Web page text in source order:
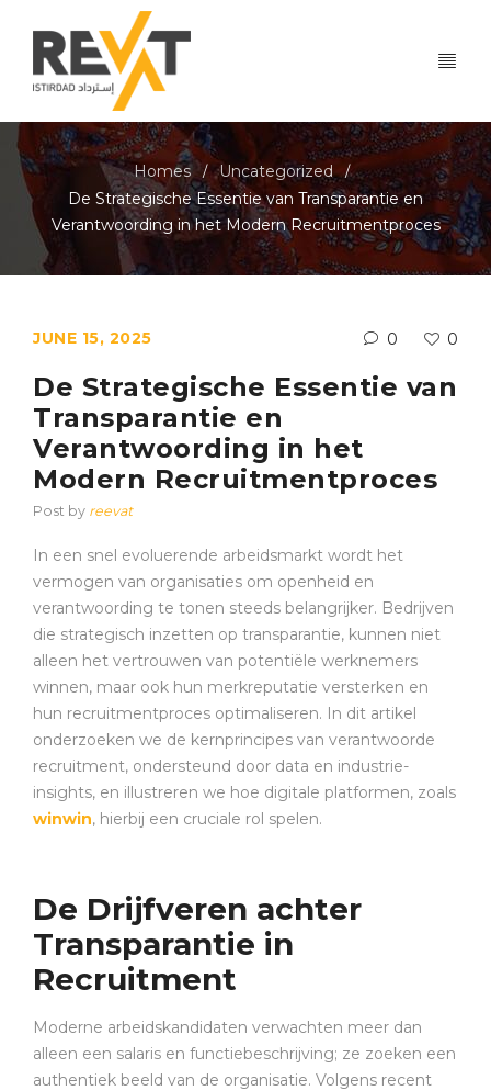
Homes / Uncategorized /
De Strategische Essentie van Transparantie en
Verantwoording in het Modern Recruitmentproces
JUNE 15, 2025 0 0
De Strategische Essentie van
Transparantie en
Verantwoording in het
Modern Recruitmentproces
Post by reevat
In een snel evoluerende arbeidsmarkt wordt het
vermogen van organisaties om openheid en
verantwoording te tonen steeds belangrijker. Bedrijven
die strategisch inzetten op transparantie, kunnen niet
alleen het vertrouwen van potentiële werknemers
winnen, maar ook hun merkreputatie versterken en
hun recruitmentproces optimaliseren. In dit artikel
onderzoeken we de kernprincipes van verantwoorde
recruitment, ondersteund door data en industrie-
insights, en illustreren we hoe digitale platformen, zoals
winwin, hierbij een cruciale rol spelen.
De Drijfveren achter
Transparantie in
Recruitment
Moderne arbeidskandidaten verwachten meer dan
alleen een salaris en functiebeschrijving; ze zoeken een
authentiek beeld van de organisatie. Volgens recent